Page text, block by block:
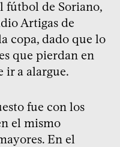
fútbol de Soriano,
Artigas de
copa, dado que lo
que pierdan en
ir a alargue.
fue con los
el mismo
En el